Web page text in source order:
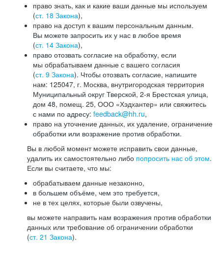
право знать, как и какие ваши данные мы используем
(ст. 18 Закона),
право на доступ к вашим персональным данным.
Вы можете запросить их у нас в любое время
(ст. 14 Закона),
право отозвать согласие на обработку, если
мы обрабатываем данные с вашего согласия
(ст. 9 Закона). Чтобы отозвать согласие, напишите
нам: 125047, г. Москва, внутригородская территория
Муниципальный округ Тверской, 2-я Брестская улица,
дом 48, помещ. 25, ООО «Хэдхантер» или свяжитесь
с нами по адресу: feedback@hh.ru,
право на уточнение данных, их удаление, ограничение
обработки или возражение против обработки.
Вы в любой момент можете исправить свои данные,
удалить их самостоятельно либо попросить нас об этом.
Если вы считаете, что мы:
обрабатываем данные незаконно,
в большем объёме, чем это требуется,
не в тех целях, которые были озвучены,
вы можете направить нам возражения против обработки
данных или требование об ограничении обработки
(ст. 21 Закона).